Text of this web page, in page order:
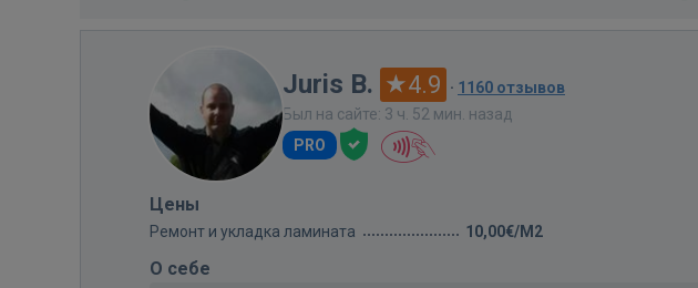
Juris B. 4.9 · 1160 отзывов
Был на сайте: 3 ч. 52 мин. назад
PRO
Цены
Ремонт и укладка ламината 10,00€/M2
О себе